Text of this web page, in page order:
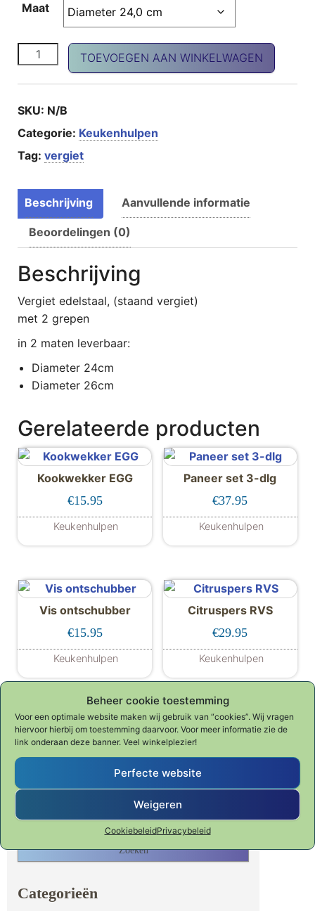
Beheer cookie toestemming
Voor een optimale website maken wij gebruik van “cookies”. Wij vragen
hiervoor hierbij om toestemming daarvoor. Voor meer informatie zie de
link onderaan deze banner. Veel winkelplezier!
Perfecte website
Weigeren
CookiebeleidPrivacybeleid
Maat
Vergiet RVS aantalTOEVOEGEN AAN WINKELWAGEN
SKU: N/B
Categorie: Keukenhulpen
Tag: vergiet
Beschrijving Aanvullende informatie
Beoordelingen (0)
Beschrijving
Vergiet edelstaal, (staand vergiet)
met 2 grepen
in 2 maten leverbaar:
Diameter 24cm
Diameter 26cm
Gerelateerde producten
Kookwekker EGG
€15.95
Keukenhulpen
Paneer set 3-dlg
€37.95
Keukenhulpen
Vis ontschubber
€15.95
Keukenhulpen
Citruspers RVS
€29.95
Keukenhulpen
Waar ben je naar op zoek?
Categorieën